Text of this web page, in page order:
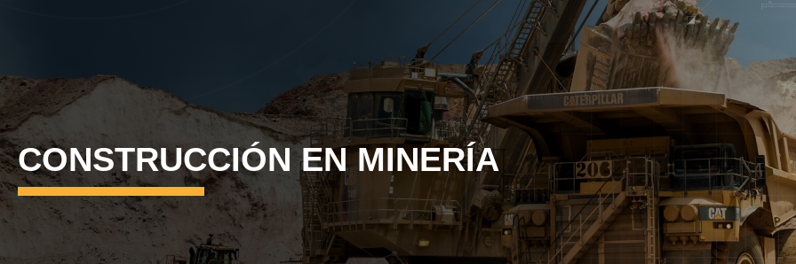
CONSTRUCCIÓN EN MINERÍA